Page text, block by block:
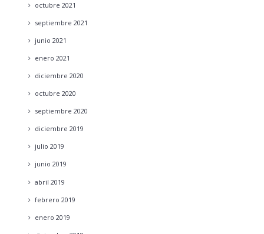
octubre 2021
septiembre 2021
junio 2021
enero 2021
diciembre 2020
octubre 2020
septiembre 2020
diciembre 2019
julio 2019
junio 2019
abril 2019
febrero 2019
enero 2019